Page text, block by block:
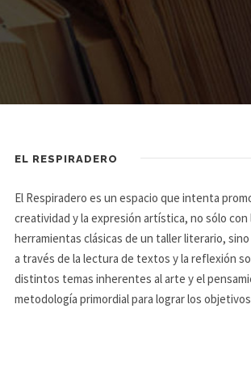
EL RESPIRADERO
El Respiradero es un espacio que intenta
creatividad y la expresión artística, no sólo con
herramientas clásicas de un taller literario,
a través de la lectura de textos y la reflexión
distintos temas inherentes al arte y el
metodología primordial para lograr los